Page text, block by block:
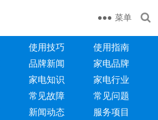
菜单
使用技巧
使用指南
品牌新闻
家电品牌
家电知识
家电行业
常见故障
常见问题
新闻动态
服务项目